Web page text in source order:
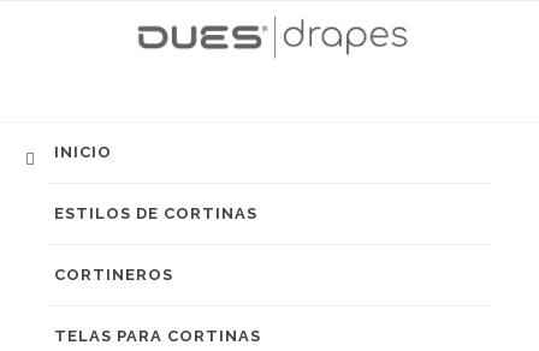
INICIO
ESTILOS DE CORTINAS
CORTINEROS
TELAS PARA CORTINAS